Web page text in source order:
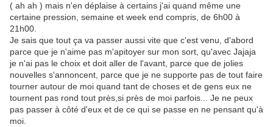
( ah ah ) mais n'en déplaise à certains j'ai quand même une
certaine pression, semaine et week end compris, de 6h00 à
21h00.
Je sais que tout ça va passer aussi vite que c'est venu, d'abord
parce que je n'aime pas m'apitoyer sur mon sort, qu'avec Jajaja
je n'ai pas le choix et doit aller de l'avant, parce que de jolies
nouvelles s'annoncent, parce que je ne supporte pas de tout faire
tourner autour de moi quand tant de choses et de gens eux ne
tournent pas rond tout près,si près de moi parfois... Je ne peux
pas passer à côté d'eux et de ce qui se passe en ne pensant qu'à
moi.